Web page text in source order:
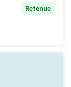
Retenue